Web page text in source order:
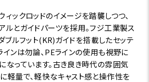
ィックロッドのイメージを踏襲しつつ、
ルとガイドパーツを採用。フジ工業製ス
ブルフット(KR)ガイドを搭載したセッテ
インは勿論、PEラインの使用も視野に
なっています。古き良き時代の雰囲気
軽量で、軽快なキャスト感と操作性を